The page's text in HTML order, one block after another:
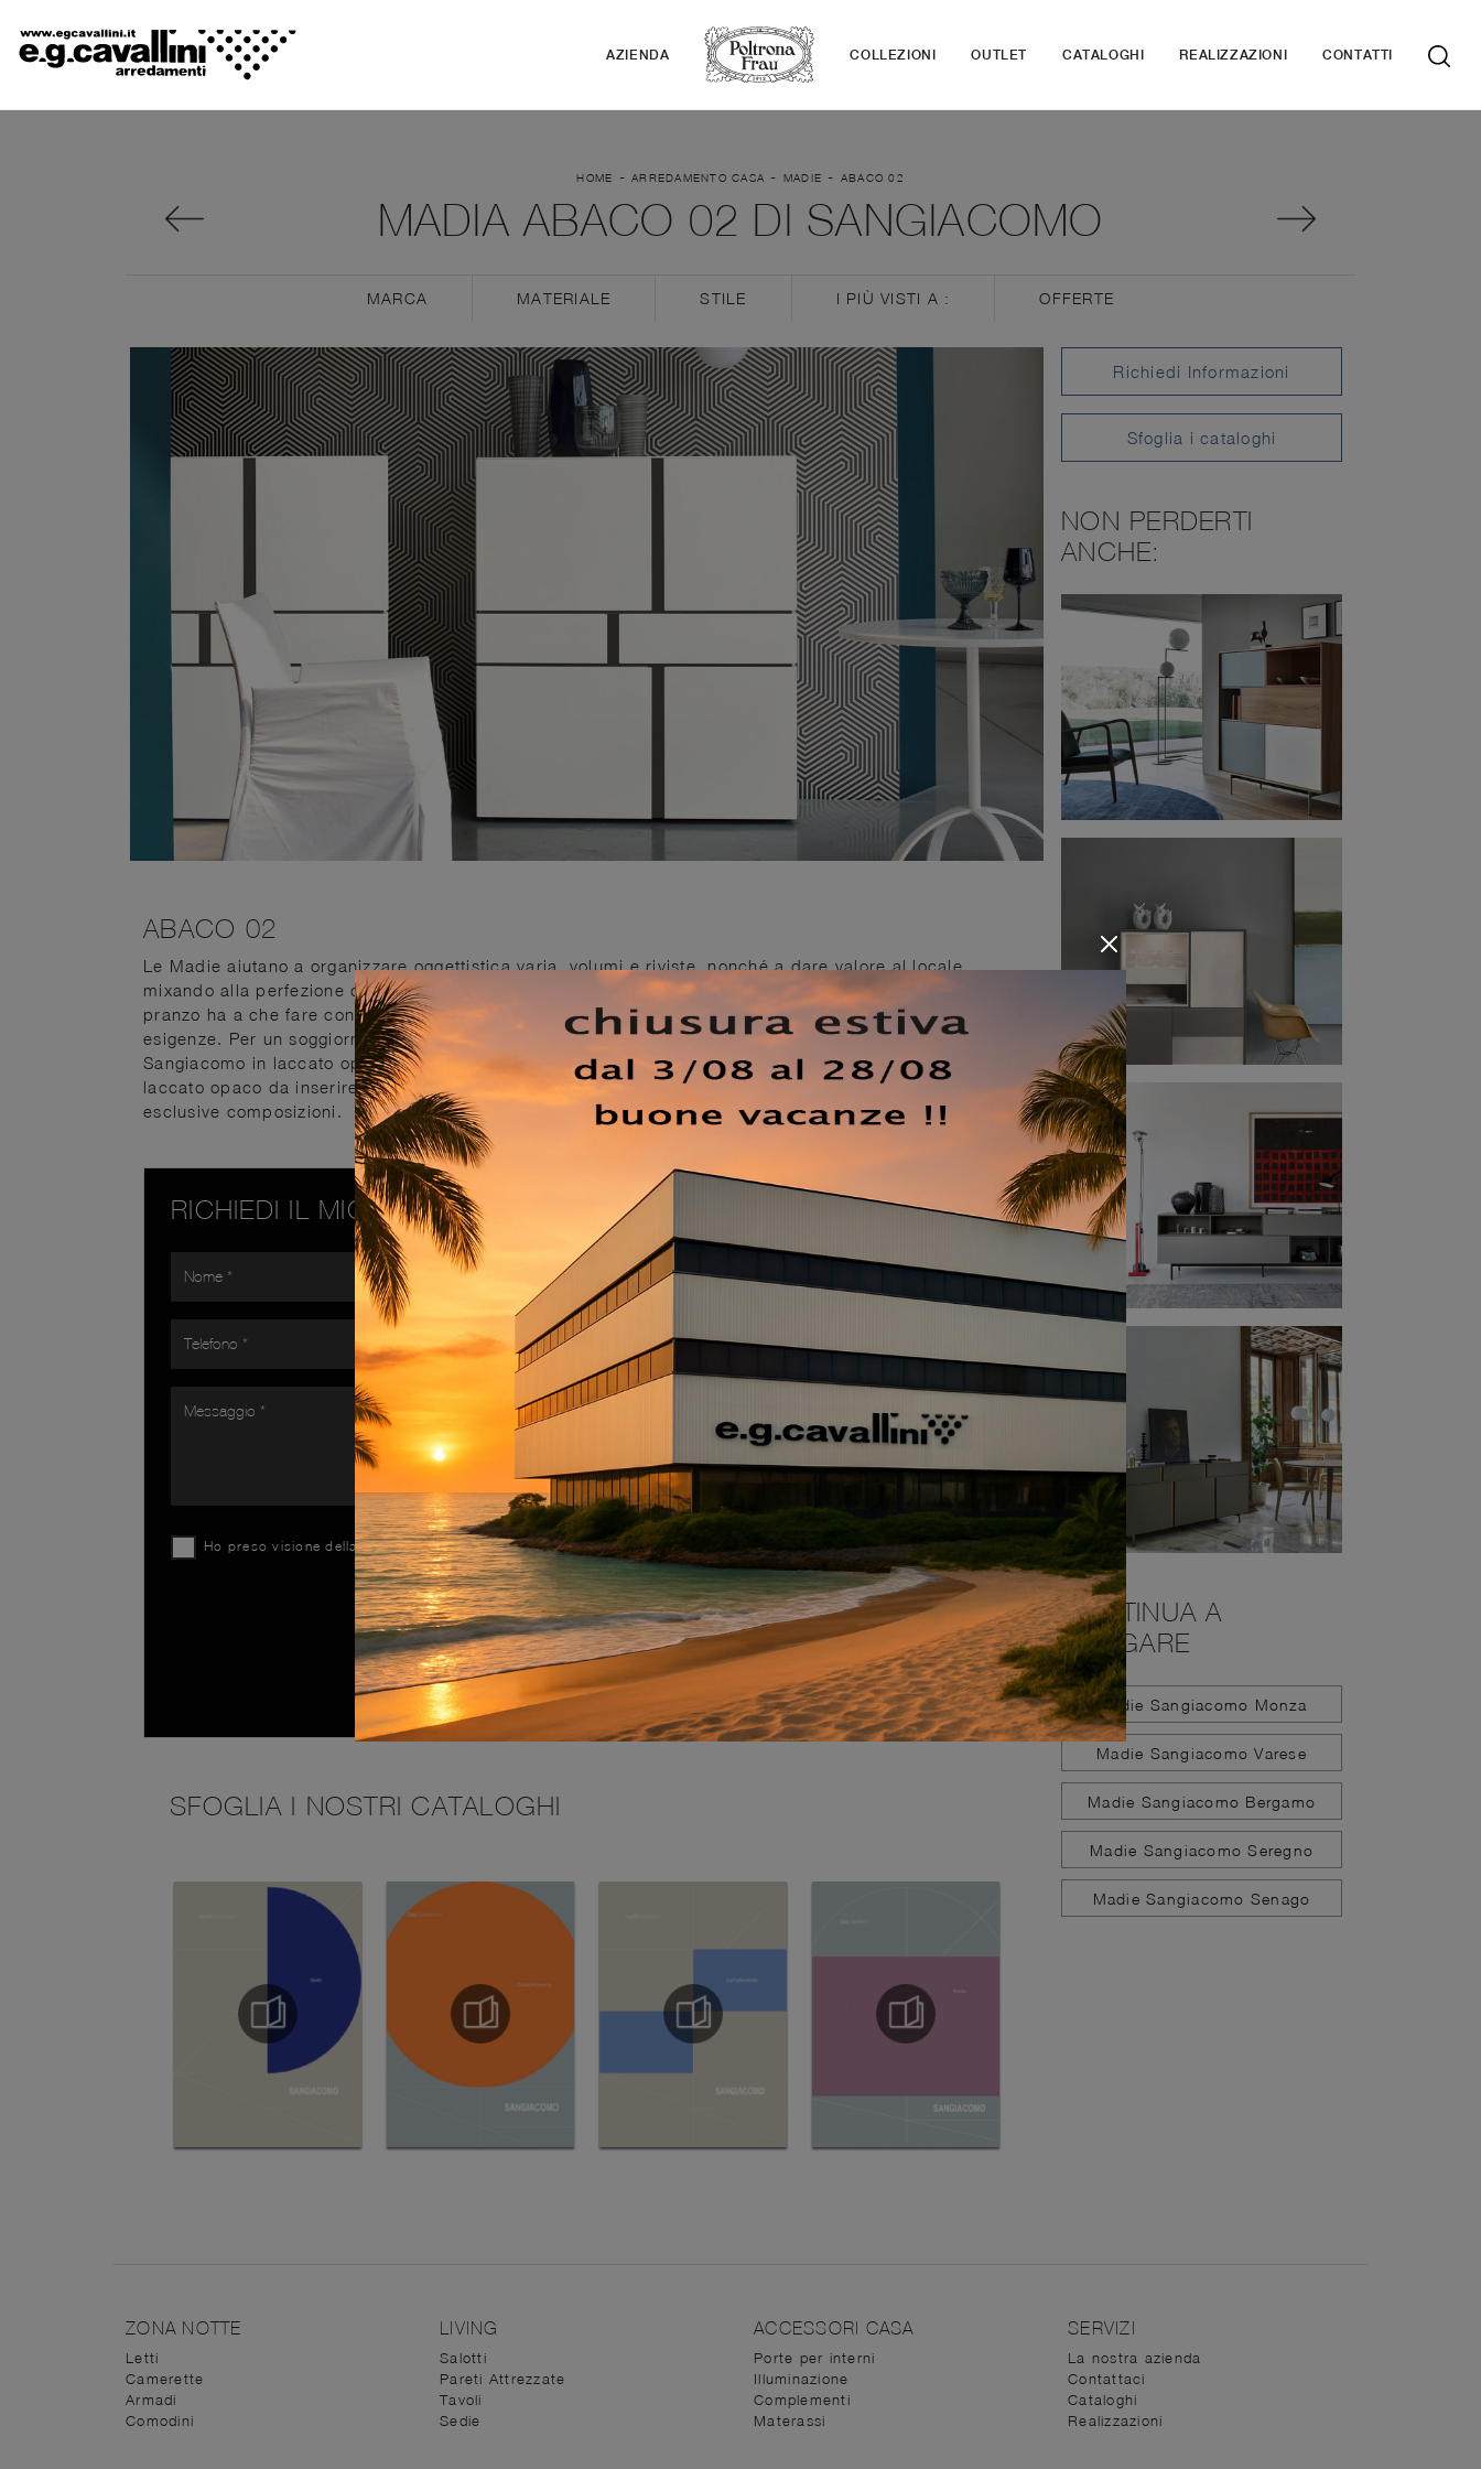
AZIENDA COLLEZIONI OUTLET CATALOGHI REALIZZAZIONI CONTATTI
HOME - ARREDAMENTO CASA - MADIE - ABACO 02
MADIA ABACO 02 DI SANGIACOMO
MARCA MATERIALE STILE I PIÙ VISTI A : OFFERTE
ABACO 02
Le Madie aiutano a organizzare oggettistica varia, volumi e riviste, nonché a dare valore al locale
mixando alla perfezione doti di praticità e design. L'acquisto delle Madie per il living o per la sala da
pranzo ha a che fare con lo spazio disponibile, ma coinvolge anche lo stile dell'ambiente e le proprie
esigenze. Per un soggiorno o una sala da pranzo che si rispetti, scegli questa Madia Abaco 02 di
Sangiacomo in laccato opaco tra le svariate offerte moderne del brand. Se desideri una madia in
laccato opaco da inserire nella tua casa, non farti scappare l'opportunità di vedere dal vivo le nostre
esclusive composizioni.
RICHIEDI IL MIGLIOR PREZZO
Ho preso visione dellaPrivacy Policy
SFOGLIA I NOSTRI CATALOGHI
Richiedi Informazioni
Sfoglia i cataloghi
NON PERDERTI
ANCHE:
CONTINUA A
NAVIGARE
Madie Sangiacomo Monza
Madie Sangiacomo Varese
Madie Sangiacomo Bergamo
Madie Sangiacomo Seregno
Madie Sangiacomo Senago
ZONA NOTTE
Letti
Camerette
Armadi
Comodini
LIVING
Salotti
Pareti Attrezzate
Tavoli
Sedie
ACCESSORI CASA
Porte per interni
Illuminazione
Complementi
Materassi
SERVIZI
La nostra azienda
Contattaci
Cataloghi
Realizzazioni